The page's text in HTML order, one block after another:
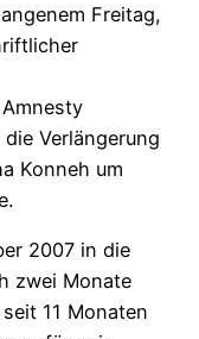
Freitag,
Verlängerung
Konneh um
2007 in die
zwei Monate
11 Monaten